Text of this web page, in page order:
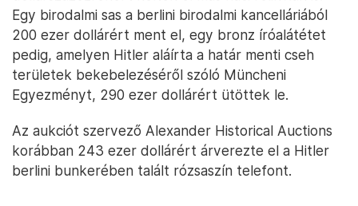
Egy birodalmi sas a berlini birodalmi kancelláriából
200 ezer dollárért ment el, egy bronz íróalátétet
pedig, amelyen Hitler aláírta a határ menti cseh
területek bekebelezéséről szóló Müncheni
Egyezményt, 290 ezer dollárért ütöttek le.
Az aukciót szervező Alexander Historical Auctions
korábban 243 ezer dollárért árverezte el a Hitler
berlini bunkerében talált rózsaszín telefont.